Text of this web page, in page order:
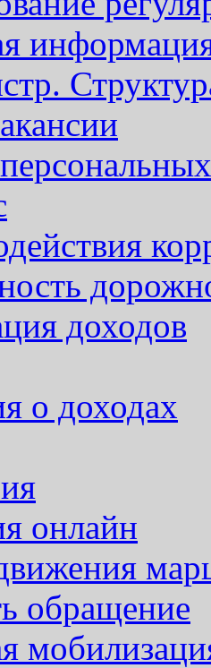
доходов
о доходах
онлайн
обращение